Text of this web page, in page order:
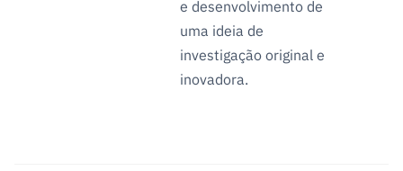
e desenvolvimento de
uma ideia de
investigação original e
inovadora.